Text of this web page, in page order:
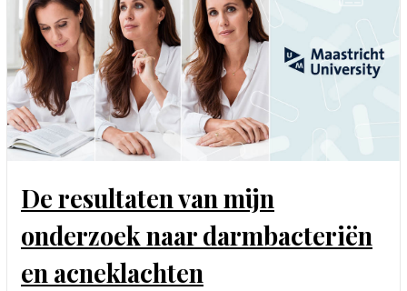
De resultaten van mijn
onderzoek naar darmbacteriën
en acneklachten